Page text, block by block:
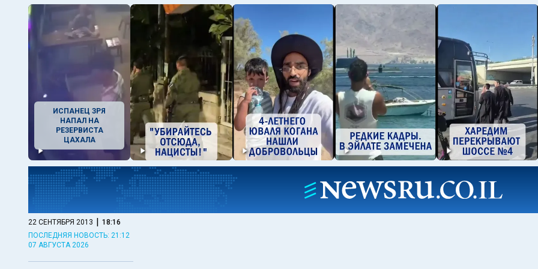
ИСПАНЕЦ ЗРЯ
НАПАЛ НА
РЕЗЕРВИСТА
ЦАХАЛА
22 СЕНТЯБРЯ 2013 | 18:16
ПОСЛЕДНЯЯ НОВОСТЬ: 21:12
07 АВГУСТА 2026